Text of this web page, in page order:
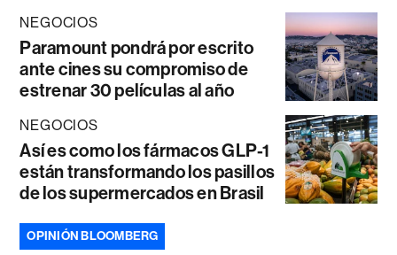
NEGOCIOS
Paramount pondrá por escrito
ante cines su compromiso de
estrenar 30 películas al año
NEGOCIOS
Así es como los fármacos GLP-1
están transformando los pasillos
de los supermercados en Brasil
OPINIÓN BLOOMBERG